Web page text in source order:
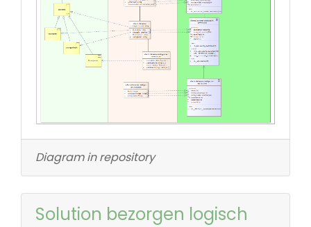
Diagram in repository
Solution bezorgen logisch